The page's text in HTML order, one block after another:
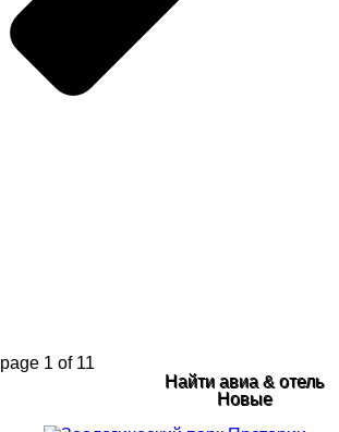
page 1 of 11
Найти авиа & отель
Новые